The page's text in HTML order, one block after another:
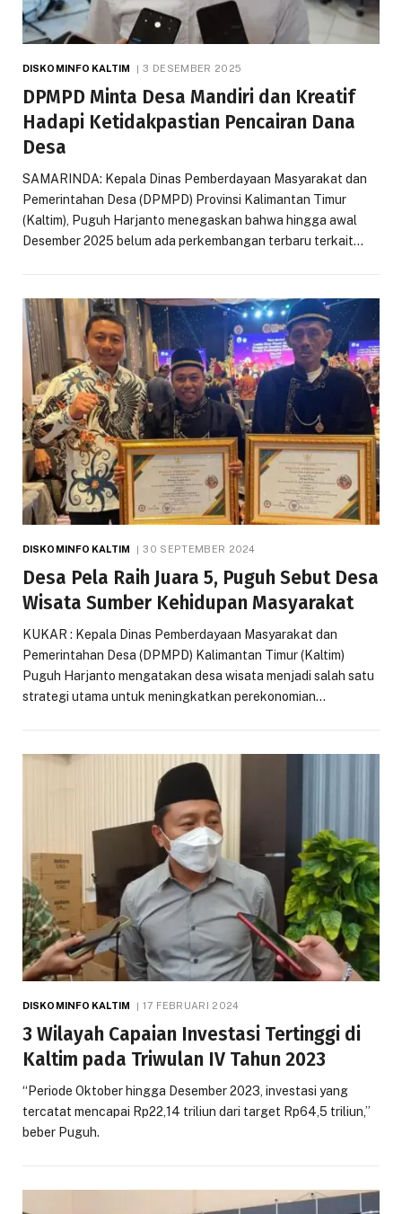
DISKOMINFO KALTIM 3 DESEMBER 2025
DPMPD Minta Desa Mandiri dan Kreatif
Hadapi Ketidakpastian Pencairan Dana
Desa
SAMARINDA: Kepala Dinas Pemberdayaan Masyarakat dan
Pemerintahan Desa (DPMPD) Provinsi Kalimantan Timur
(Kaltim), Puguh Harjanto menegaskan bahwa hingga awal
Desember 2025 belum ada perkembangan terbaru terkait…
DISKOMINFO KALTIM 30 SEPTEMBER 2024
Desa Pela Raih Juara 5, Puguh Sebut Desa
Wisata Sumber Kehidupan Masyarakat
KUKAR : Kepala Dinas Pemberdayaan Masyarakat dan
Pemerintahan Desa (DPMPD) Kalimantan Timur (Kaltim)
Puguh Harjanto mengatakan desa wisata menjadi salah satu
strategi utama untuk meningkatkan perekonomian…
DISKOMINFO KALTIM 17 FEBRUARI 2024
3 Wilayah Capaian Investasi Tertinggi di
Kaltim pada Triwulan IV Tahun 2023
“Periode Oktober hingga Desember 2023, investasi yang
tercatat mencapai Rp22,14 triliun dari target Rp64,5 triliun,”
beber Puguh.